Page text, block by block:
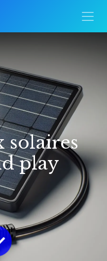
solaires
play